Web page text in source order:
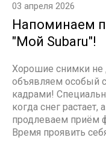
03 апреля 2026
Напоминаем
"Мой Subaru"!
Хорошие снимки не
объявляем особый
кадрами!
когда снег
продлеваем приём
Время проявить